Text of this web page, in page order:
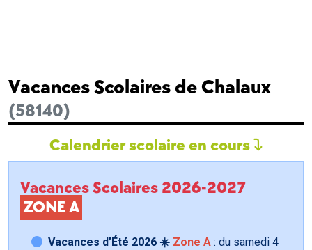
Vacances Scolaires de Chalaux
(58140)
Calendrier scolaire en cours
Vacances Scolaires 2026-2027
ZONE A
Vacances d’Été 2026 ☀️ Zone A : du samedi 4